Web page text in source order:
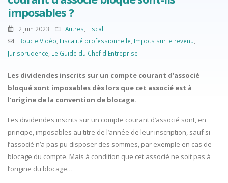
imposables ?
2 juin 2023 Autres Fiscal
Boucle Vidéo Fiscalité professionnelle Impots sur le revenu
Jurisprudence Le Guide du Chef d'Entreprise
Les dividendes inscrits sur un compte courant d’associé
bloqué sont imposables dès lors que cet associé est à
l’origine de la convention de blocage.
Les dividendes inscrits sur un compte courant d’associé sont, en
principe, imposables au titre de l’année de leur inscription, sauf si
l’associé n’a pas pu disposer des sommes, par exemple en cas de
blocage du compte. Mais à condition que cet associé ne soit pas à
l’origine du blocage…